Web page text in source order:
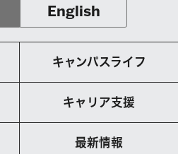
English
キャンパスライフ
キャリア支援
最新情報